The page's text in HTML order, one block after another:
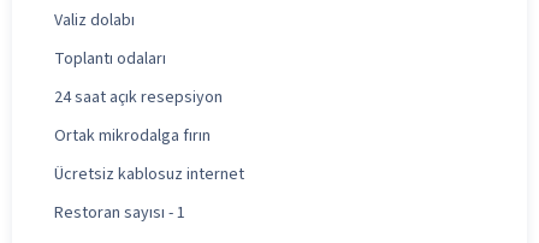
Valiz dolabı
Toplantı odaları
24 saat açık resepsiyon
Ortak mikrodalga fırın
Ücretsiz kablosuz internet
Restoran sayısı - 1